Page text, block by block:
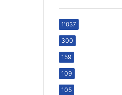
1٬037
300
159
109
105